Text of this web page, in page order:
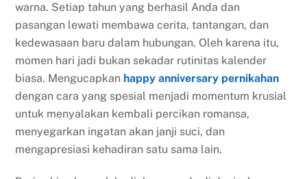
warna. Setiap tahun yang berhasil Anda dan
pasangan lewati membawa cerita, tantangan, dan
kedewasaan baru dalam hubungan. Oleh karena itu,
momen hari jadi bukan sekadar rutinitas kalender
biasa. Mengucapkan happy anniversary pernikahan
dengan cara yang spesial menjadi momentum krusial
untuk menyalakan kembali percikan romansa,
menyegarkan ingatan akan janji suci, dan
mengapresiasi kehadiran satu sama lain.